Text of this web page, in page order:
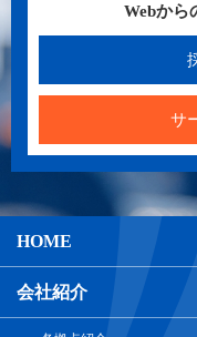
Webから
サ
HOME
会社紹介